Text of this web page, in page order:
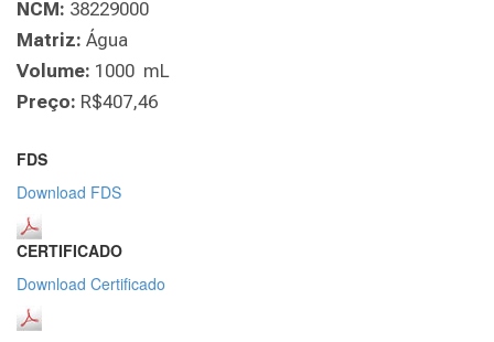
NCM: 38229000
Matriz: Água
Volume: 1000 mL
Preço: R$407,46
FDS
Download FDS
CERTIFICADO
Download Certificado